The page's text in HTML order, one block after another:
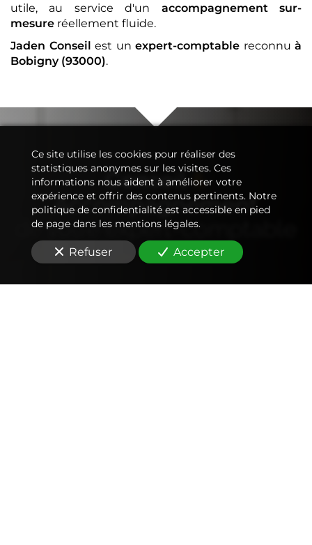
utile, au service d'un accompagnement sur-
mesure réellement fluide.
Jaden Conseil est un expert-comptable reconnu à
Bobigny (93000).
Conseil&
Accompagnement
de votreexpert-comptable
Ce site utilise les cookies pour réaliser des
statistiques anonymes sur les visites. Ces
informations nous aident à améliorer votre
expérience et offrir des contenus pertinents. Notre
politique de confidentialité est accessible en pied
de page dans les mentions légales.
Refuser Accepter